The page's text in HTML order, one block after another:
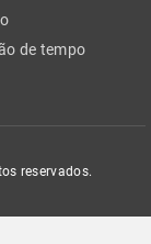
de tempo
reservados.